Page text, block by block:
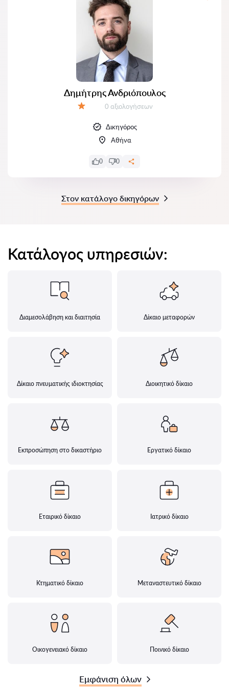
Δημήτρης Ανδριόπουλος
Αξιολογήσεις:
0 αξιολογήσεων
Δικηγόρος
Αθήνα
0 0
Στον κατάλογο δικηγόρων
Κατάλογος υπηρεσιών:
Διαμεσολάβηση και διαιτησία Δίκαιο μεταφορών
Δίκαιο πνευματικής ιδιοκτησίας Διοικητικό δίκαιο
Εκπροσώπηση στο δικαστήριο Εργατικό δίκαιο
Εταιρικό δίκαιο Ιατρικό δίκαιο
Κτηματικό δίκαιο Μεταναστευτικό δίκαιο
Οικογενειακό δίκαιο Ποινικό δίκαιο
Εμφάνιση όλων